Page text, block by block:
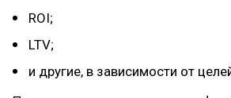
ROI;
LTV;
и другие, в зависимости от